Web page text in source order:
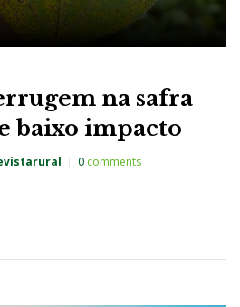
na safra
baixo impacto
0comments